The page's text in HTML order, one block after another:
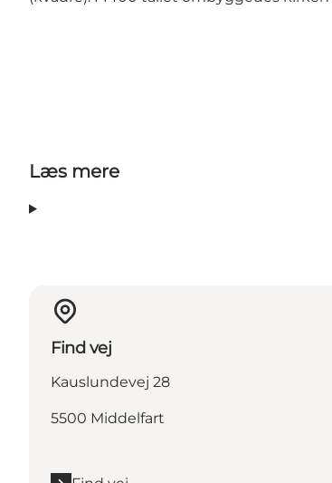
Læs mere
Find vej
Kauslundevej 28
5500 Middelfart